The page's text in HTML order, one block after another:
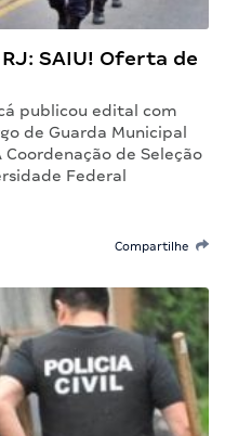
SAIU! Oferta de
publicou edital com
de Guarda Municipal
Coordenação de Seleção
Federal
Compartilhe